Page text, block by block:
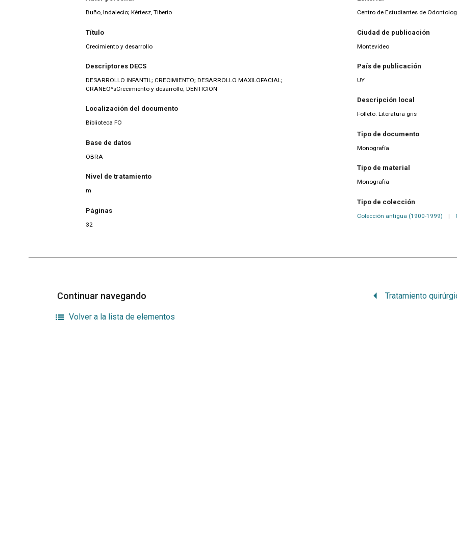
Buño, Indalecio; Kértesz, Tiberio
Título
Crecimiento y desarrollo
Descriptores DECS
DESARROLLO INFANTIL; CRECIMIENTO; DESARROLLO MAXILOFACIAL;
CRANEO^sCrecimiento y desarrollo; DENTICION
Localización del documento
Biblioteca FO
Base de datos
OBRA
Nivel de tratamiento
m
Páginas
32
Centro de Estudiantes de
Ciudad de publicación
Montevideo
País de publicación
UY
Descripción local
Folleto. Literatura gris
Tipo de documento
Monografía
Tipo de material
Monografía
Tipo de colección
Colección antigua (1900-1999) |
Continuar navegando
Volver a la lista de elementos